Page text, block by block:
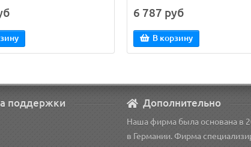
6 787 руб
В корзину
поддержки Дополнительно
Наша фирма была основана в
в Германии. Фирма